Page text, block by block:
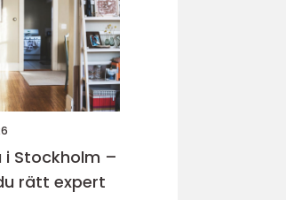
i Stockholm –
rätt expert